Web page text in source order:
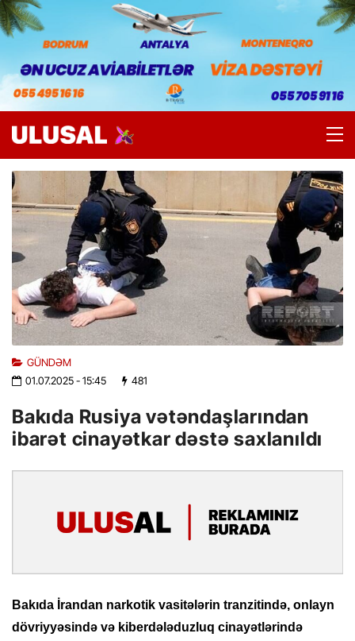
GÜNDƏM
01.07.2025- 15:45 481
Bakıda Rusiya vətəndaşlarından
ibarət cinayətkar dəstə saxlanıldı
Bakıda İrandan narkotik vasitələrin tranzitində, onlayn
dövriyyəsində və kiberdələduzluq cinayətlərində